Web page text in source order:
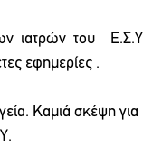
ιατρών του
εφημερίες .
Καμιά σκέψη